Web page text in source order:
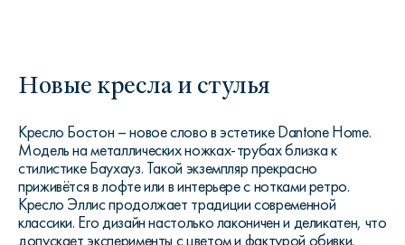
Новые кресла и стулья
Кресло Бостон – новое слово в эстетике Dantone Home.
Модель на металлических ножках-трубах близка к
стилистике Баухауз. Такой экземпляр прекрасно
приживётся в лофте или в интерьере с нотками ретро.
Кресло Эллис продолжает традиции современной
классики. Его дизайн настолько лаконичен и деликатен, что
допускает эксперименты с цветом и фактурой обивки.